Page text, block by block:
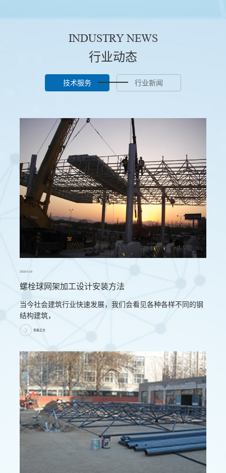
INDUSTRY NEWS
行业动态
技术服务 行业新闻
2018-5-16
螺栓球网架加工设计安装方法
当今社会建筑行业快速发展，我们会看见各种各样不同的钢
结构建筑，
查看正文